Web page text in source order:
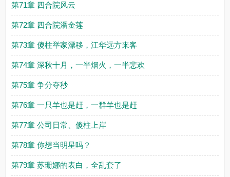
第71章 四合院风云
第72章 四合院潘金莲
第73章 傻柱举家漂移，江华远方来客
第74章 深秋十月，一半烟火，一半悲欢
第75章 争分夺秒
第76章 一只羊也是赶，一群羊也是赶
第77章 公司日常、傻柱上岸
第78章 你想当明星吗？
第79章 苏珊娜的表白，全乱套了